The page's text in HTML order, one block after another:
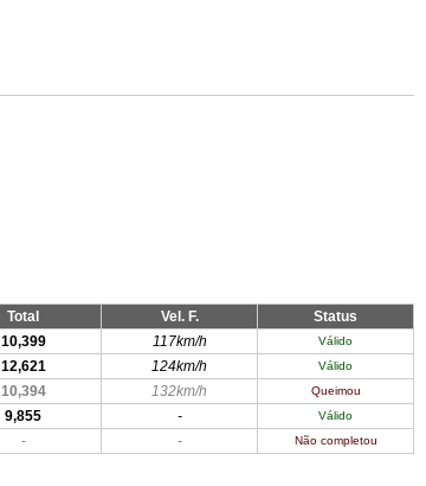
Total Vel. F.
Status
10,399 117km/h Válido
12,621 124km/h Válido
10,394 132km/h Queimou
9,855 - Válido
- - Não completou